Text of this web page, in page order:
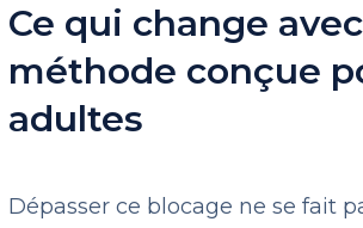
Ce qui change
méthode conçue
adultes
Dépasser ce blocage ne se fait